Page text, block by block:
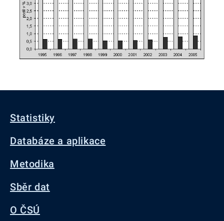
Statistiky
Databáze a aplikace
Metodika
Sběr dat
O ČSÚ